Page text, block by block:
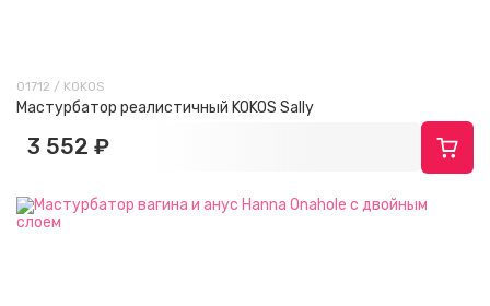
01712 / KOKOS
Мастурбатор реалистичный KOKOS Sally
3 552 ₽